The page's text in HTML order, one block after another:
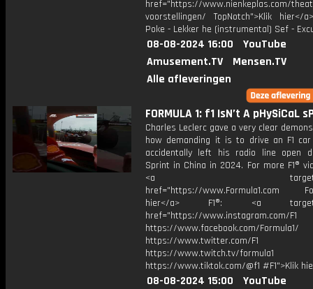
href="https://www.nienkeplas.com/
voorstellingen/ TopNotch">Klik hier</
Poke - Lekker he (instrumental) Sef -
08-08-2024 16:00
YouTube
Amusement.TV
Mensen.TV
Alle afleveringen
FORMULA 1: f1 IsN’t A pHySiCaL
Charles Leclerc gave a very clear
how demanding it is to drive an F1
accidentally left his radio line open
Sprint in China in 2024. For more F1®
<a
href="https://www.Formula1.com
hier</a> F1®: <a
href="https://www.instagram.com/F1
https://www.facebook.com/Formula1/
https://www.twitter.com/F1
https://www.twitch.tv/formula1
https://www.tiktok.com/@f1 #F1">Klik
08-08-2024 15:00
YouTube